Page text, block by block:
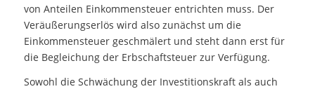
von Anteilen Einkommensteuer entrichten muss. Der
Veräußerungserlös wird also zunächst um die
Einkommensteuer geschmälert und steht dann erst für
die Begleichung der Erbschaftsteuer zur Verfügung.
Sowohl die Schwächung der Investitionskraft als auch